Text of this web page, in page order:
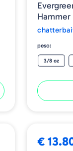
Hammer
peso:
3/8 oz
€